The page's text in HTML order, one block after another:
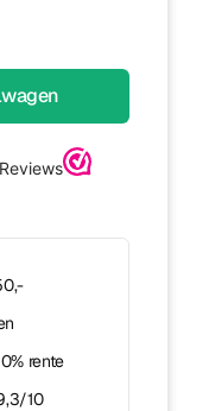
rente
10